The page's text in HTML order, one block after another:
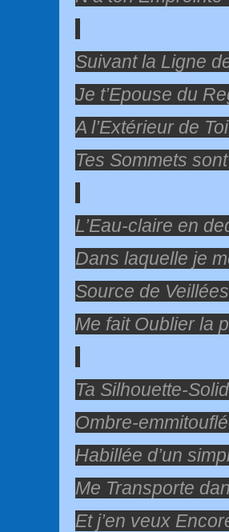
Suivant la Ligne
Je t’Epouse du
A l’Extérieur de
Tes Sommets
L’Eau-claire en
Dans laquelle je
Source de
Me fait Oublier la
Ta Silhouette-
Ombre-
Habillée d’un
Me Transporte
Et j’en veux